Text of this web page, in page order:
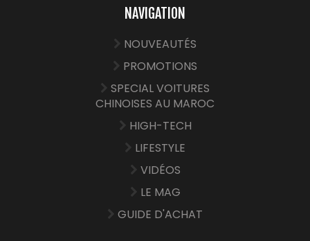
NAVIGATION
NOUVEAUTÉS
PROMOTIONS
SPECIAL VOITURES
CHINOISES AU MAROC
HIGH-TECH
LIFESTYLE
VIDÉOS
LE MAG
GUIDE D'ACHAT